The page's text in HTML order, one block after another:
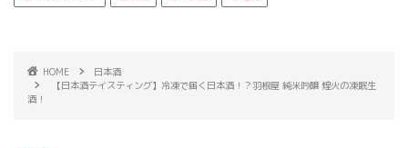
HOME
日本酒
【日本酒テイスティング】冷凍で届く日本酒！？羽根屋 純米吟醸 煌火の凍眠生
酒！